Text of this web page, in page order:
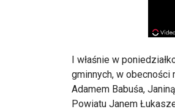
I właśnie w
gminnych, w obecności
Adamem Babuśa,
Powiatu Janem